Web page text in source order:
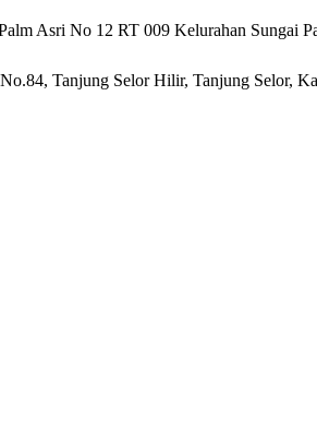
Asri No 12 RT 009 Kelurahan Sungai
Tanjung Selor Hilir, Tanjung Selor,